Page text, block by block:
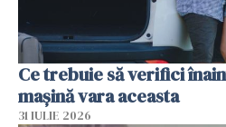
Ce trebuie să verifici
mașină vara aceasta
31 IULIE 2026